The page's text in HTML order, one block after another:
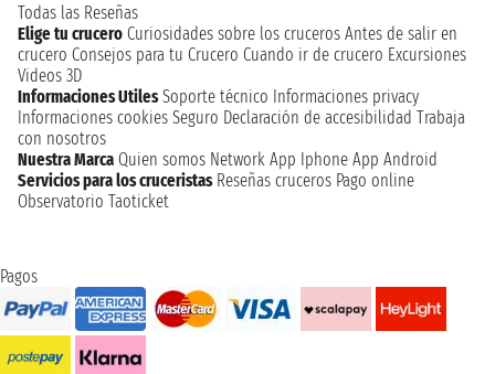
Todas las Reseñas
Elige tu crucero Curiosidades sobre los cruceros Antes de salir en
crucero Consejos para tu Crucero Cuando ir de crucero Excursiones
Videos 3D
Informaciones Utiles Soporte técnico Informaciones privacy
Informaciones cookies Seguro Declaración de accesibilidad Trabaja
con nosotros
Nuestra Marca Quien somos Network App Iphone App Android
Servicios para los cruceristas Reseñas cruceros Pago online
Observatorio Taoticket
Pagos